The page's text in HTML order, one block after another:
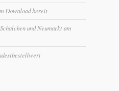
Download bereit
und Neumarkt am